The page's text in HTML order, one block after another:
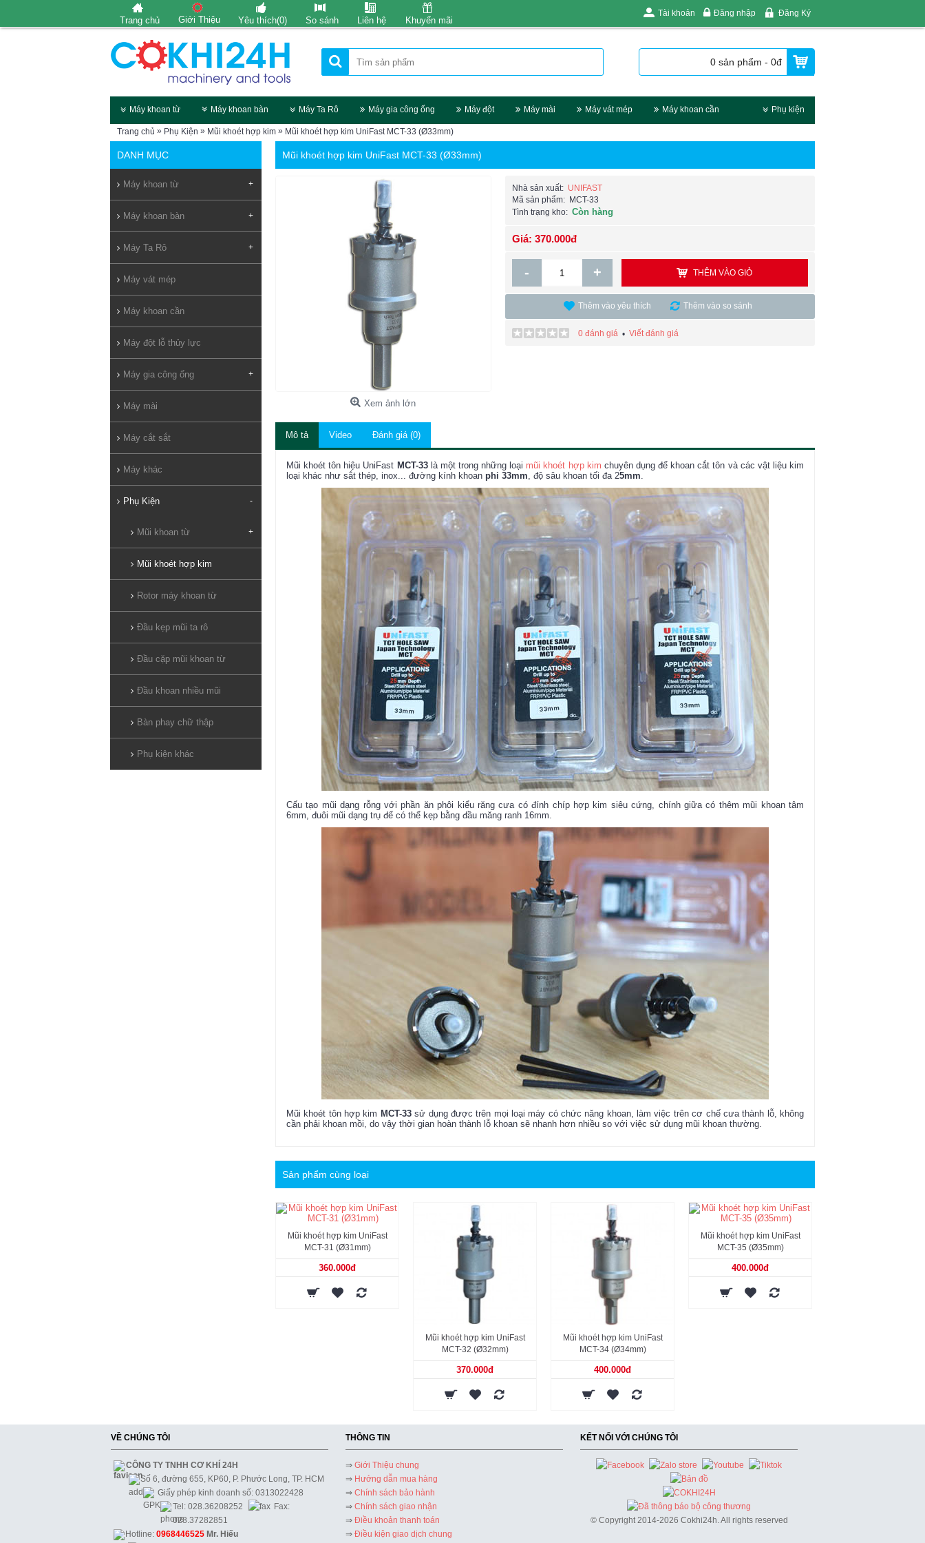
Trang chủ Giới Thiệu Yêu thích(0) So sánh Liên hệ Khuyến mãi
Tài khoản Đăng nhập Đăng Ký
0 sản phẩm - 0đ
Máy khoan từ Máy khoan bàn Máy Ta Rô Máy gia công ống Máy đột Máy mài Máy vát mép Máy khoan cần Phụ kiện
Trang chủ » Phụ Kiện » Mũi khoét hợp kim » Mũi khoét hợp kim UniFast MCT-33 (Ø33mm)
DANH MỤC
Máy khoan từ +
Máy khoan bàn +
Máy Ta Rô +
Máy vát mép
Máy khoan cần
Máy đột lỗ thủy lực
Máy gia công ống +
Máy mài
Máy cắt sắt
Máy khác
Phụ Kiện -
Mũi khoan từ +
Mũi khoét hợp kim
Rotor máy khoan từ
Đầu kẹp mũi ta rô
Đầu cặp mũi khoan từ
Đầu khoan nhiều mũi
Bàn phay chữ thập
Phụ kiện khác
Mũi khoét hợp kim UniFast MCT-33 (Ø33mm)
Xem ảnh lớn
Nhà sản xuất: UNIFAST
Mã sản phẩm:
MCT-33
Tình trạng kho: Còn hàng
Giá: 370.000đ
- + THÊM VÀO GIỎ
Thêm vào yêu thích Thêm vào so sánh
0 đánh giá• Viết đánh giá
Mô tả Video Đánh giá (0)
Mũi khoét tôn hiệu UniFast MCT-33là một trong những loại mũi khoét hợp kim chuyên dụng để khoan cắt tôn và các vật liệu kim
loại khác như sắt thép, inox... đường kính khoan phi 33mm , độ sâu khoan tối đa 25mm
Cấu tạo mũi dạng rỗng với phần ăn phôi kiểu răng cưa có đính chíp hợp kim siêu cứng, chính giữa có thêm mũi khoan tâm
6mm, đuôi mũi dạng trụ để có thể kẹp bằng đầu măng ranh 16mm.
Mũi khoét tôn hợp kim MCT-33sử dụng được trên mọi loại máy có chức năng khoan, làm việc trên cơ chế cưa thành lỗ, không
cần phải khoan mồi, do vậy thời gian hoàn thành lỗ khoan sẽ nhanh hơn nhiều so với việc sử dụng mũi khoan thường.
Sản phẩm cùng loại
Mũi khoét hợp kim UniFast
MCT-31 (Ø31mm)
360.000đ
Mũi khoét hợp kim UniFast
MCT-32 (Ø32mm)
370.000đ
Mũi khoét hợp kim UniFast
MCT-34 (Ø34mm)
400.000đ
Mũi khoét hợp kim UniFast
MCT-35 (Ø35mm)
400.000đ
VỀ CHÚNG TÔI
CÔNG TY TNHH CƠ KHÍ 24H
Số 6, đường 655, KP60, P. Phước Long, TP. HCM
Giấy phép kinh doanh số: 0313022428
Tel: 028.36208252
Fax:
028.37282851
Hotline: 0968446525 Mr. Hiếu
THÔNG TIN
⇒ Giới Thiệu chung
⇒ Hướng dẫn mua hàng
⇒ Chính sách bảo hành
⇒ Chính sách giao nhận
⇒ Điều khoản thanh toán
⇒ Điều kiện giao dịch chung
KẾT NỐI VỚI CHÚNG TÔI
© Copyright 2014-2026 Cokhi24h. All rights reserved